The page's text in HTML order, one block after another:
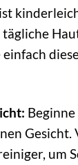
Gesicht.
um